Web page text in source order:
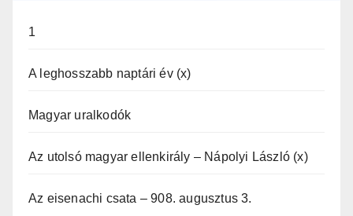
1
A leghosszabb naptári év (x)
Magyar uralkodók
Az utolsó magyar ellenkirály – Nápolyi László (x)
Az eisenachi csata – 908. augusztus 3.